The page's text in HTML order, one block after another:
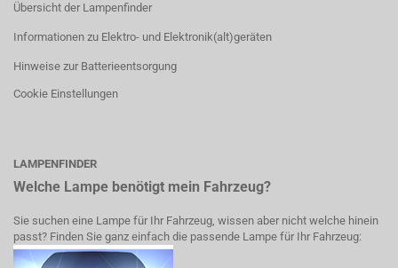
Übersicht der Lampenfinder
Informationen zu Elektro- und Elektronik(alt)geräten
Hinweise zur Batterieentsorgung
Cookie Einstellungen
LAMPENFINDER
Welche Lampe benötigt mein Fahrzeug?
Sie suchen eine Lampe für Ihr Fahrzeug, wissen aber nicht welche hinein
passt? Finden Sie ganz einfach die passende Lampe für Ihr Fahrzeug: